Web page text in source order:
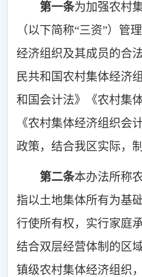
第一条为加强农村
（以下简称“三资”）管
经济组织及其成员的合
民共和国农村集体经济
和国会计法》《农村集
《农村集体经济组织会
政策，结合我区实际，
第二条本办法所称
指以土地集体所有为基
行使所有权，实行家庭
结合双层经营体制的区
镇级农村集体经济组织